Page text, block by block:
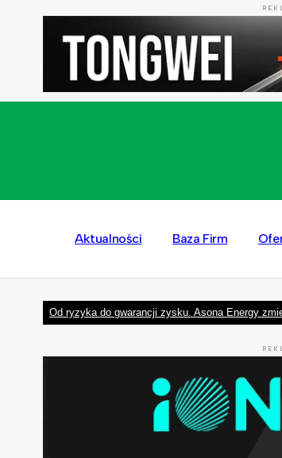
Aktualności Baza Firm
Od ryzyka do gwarancji zysku. Asona Energy